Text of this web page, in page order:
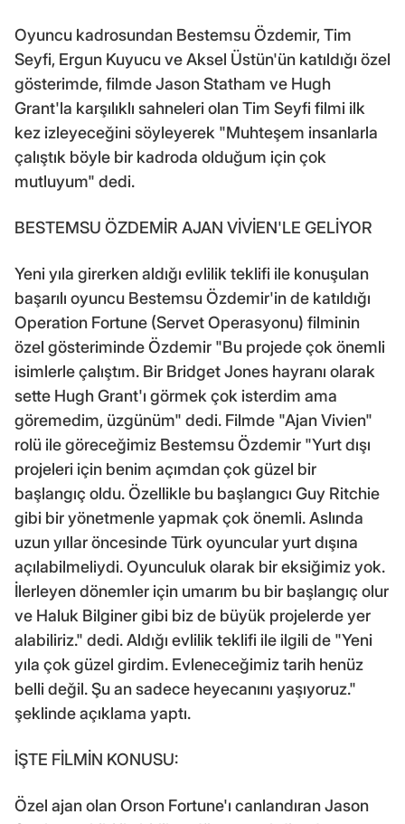
Oyuncu kadrosundan Bestemsu Özdemir, Tim
Seyfi, Ergun Kuyucu ve Aksel Üstün'ün katıldığı özel
gösterimde, filmde Jason Statham ve Hugh
Grant'la karşılıklı sahneleri olan Tim Seyfi filmi ilk
kez izleyeceğini söyleyerek "Muhteşem insanlarla
çalıştık böyle bir kadroda olduğum için çok
mutluyum" dedi.
BESTEMSU ÖZDEMİR AJAN VİVİEN'LE GELİYOR
Yeni yıla girerken aldığı evlilik teklifi ile konuşulan
başarılı oyuncu Bestemsu Özdemir'in de katıldığı
Operation Fortune (Servet Operasyonu) filminin
özel gösteriminde Özdemir "Bu projede çok önemli
isimlerle çalıştım. Bir Bridget Jones hayranı olarak
sette Hugh Grant'ı görmek çok isterdim ama
göremedim, üzgünüm" dedi. Filmde "Ajan Vivien"
rolü ile göreceğimiz Bestemsu Özdemir "Yurt dışı
projeleri için benim açımdan çok güzel bir
başlangıç oldu. Özellikle bu başlangıcı Guy Ritchie
gibi bir yönetmenle yapmak çok önemli. Aslında
uzun yıllar öncesinde Türk oyuncular yurt dışına
açılabilmeliydi. Oyunculuk olarak bir eksiğimiz yok.
İlerleyen dönemler için umarım bu bir başlangıç olur
ve Haluk Bilginer gibi biz de büyük projelerde yer
alabiliriz." dedi. Aldığı evlilik teklifi ile ilgili de "Yeni
yıla çok güzel girdim. Evleneceğimiz tarih henüz
belli değil. Şu an sadece heyecanını yaşıyoruz."
şeklinde açıklama yaptı.
İŞTE FİLMİN KONUSU:
Özel ajan olan Orson Fortune'ı canlandıran Jason